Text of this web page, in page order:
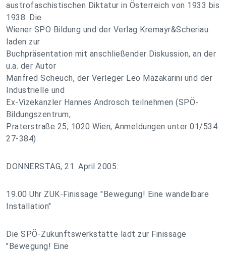
austrofaschistischen Diktatur in Österreich von 1933 bis
1938. Die
Wiener SPÖ Bildung und der Verlag Kremayr&Scheriau
laden zur
Buchpräsentation mit anschließender Diskussion, an der
u.a. der Autor
Manfred Scheuch, der Verleger Leo Mazakarini und der
Industrielle und
Ex-Vizekanzler Hannes Androsch teilnehmen (SPÖ-
Bildungszentrum,
Praterstraße 25, 1020 Wien, Anmeldungen unter 01/534
27-384).
DONNERSTAG, 21. April 2005:
19.00 Uhr ZUK-Finissage "Bewegung! Eine wandelbare
Installation"
Die SPÖ-Zukunftswerkstätte lädt zur Finissage
"Bewegung! Eine